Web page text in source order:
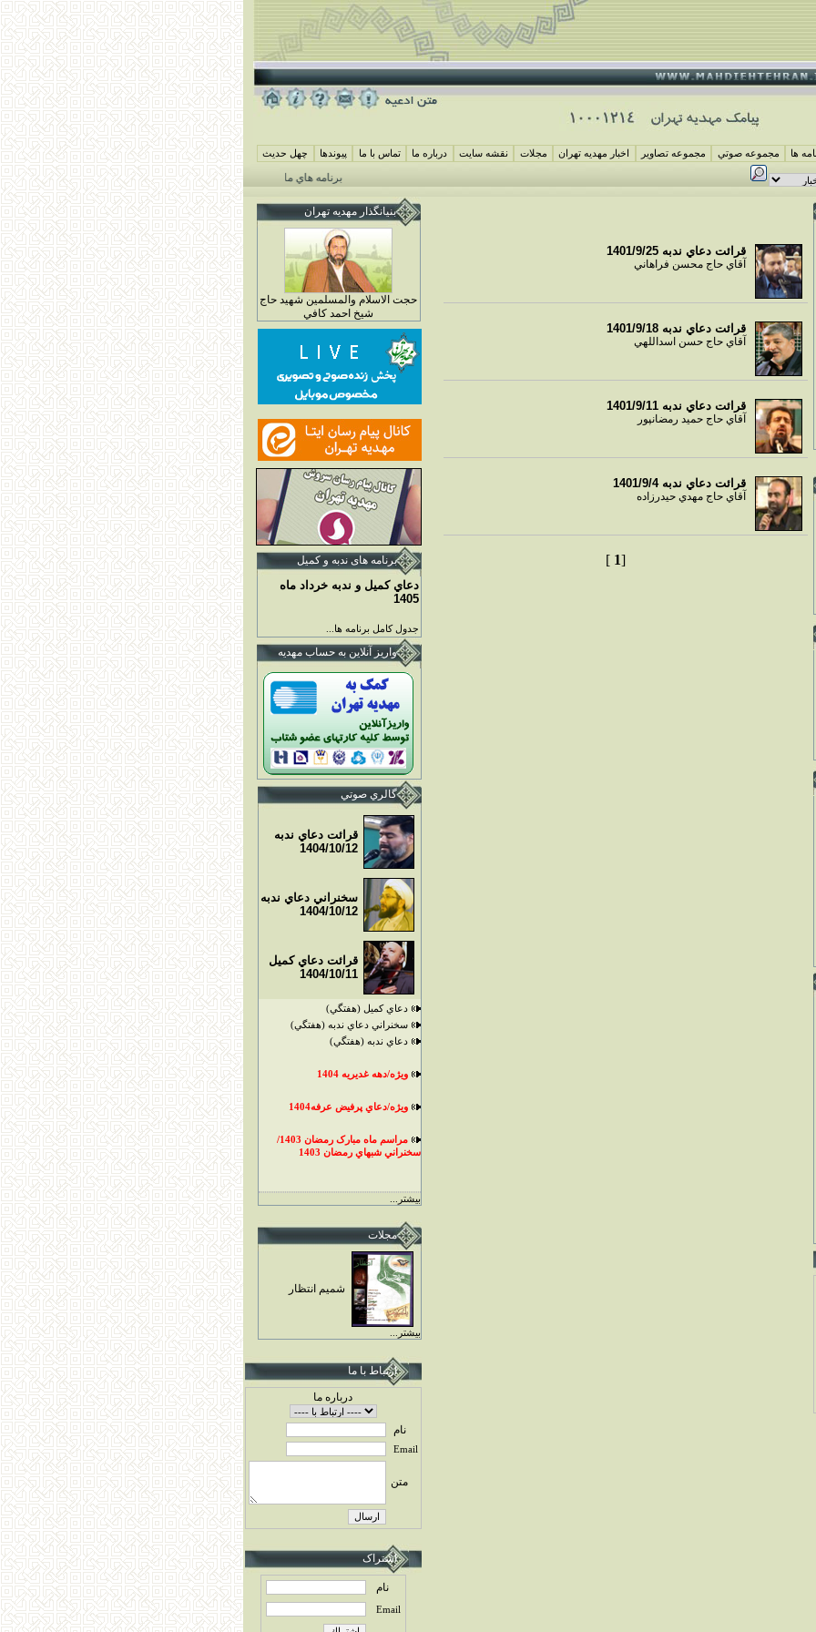
چهل حديث پيوندها تماس با ما درباره ما نقشه سايت مجلات اخبار مهديه تهران مجموعه تصاوير مجموعه صوتي ها
برنامه هاي ماه محرم مهديه تهران 1405 همايش شيرخوارگان حسيني ( جمعه 29 خرداد ماه 4 محرم 1448)
قرائت دعاي ندبه 1401/9/25
آقاي حاج محسن فراهاني
قرائت دعاي ندبه 1401/9/18
آقاي حاج حسن اسداللهي
قرائت دعاي ندبه 1401/9/11
آقاي حاج حميد رمضانپور
قرائت دعاي ندبه 1401/9/4
آقاي حاج مهدي حيدرزاده
[
1
]
بنيانگذار مهديه تهران
حجت الاسلام والمسلمين شهيد حاج
شيخ احمد کافي
برنامه های ندبه و کمیل
دعاي کميل و ندبه خرداد ماه
1405
جدول کامل برنامه ها...
واريز آنلاين به حساب مهديه
گالري صوتي
قرائت دعاي ندبه
1404/10/12
سخنراني دعاي ندبه
1404/10/12
قرائت دعاي کميل
1404/10/11
دعاي کميل (هفتگي)
سخنراني دعاي ندبه (هفتگي)
دعاي ندبه (هفتگي)
ويژه/دهه غديريه 1404
ويژه/دعاي پرفيض عرفه1404
مراسم ماه مبارک رمضان 1403/
سخنراني شبهاي رمضان 1403
بيشتر...
مجلات
شميم انتظار
بيشتر...
ارتباط با ما
درباره ما
نام
Email
متن
اشتراک
نام
Email